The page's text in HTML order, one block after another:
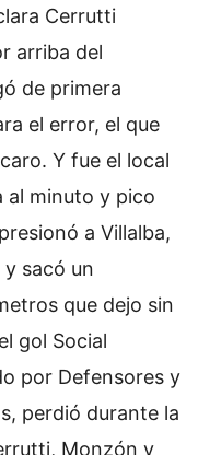
Cerrutti
arriba del
de primera
el error, el que
Y fue el local
al minuto y pico
a Villalba,
sacó un
que dejo sin
gol Social
por Defensores y
perdió durante la
Monzón y